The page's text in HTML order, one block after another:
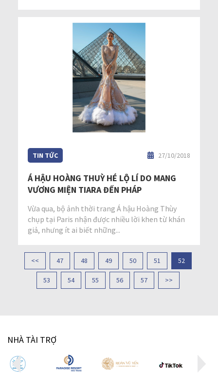
TIN TỨC 27/10/2018
Á HẬU HOÀNG THUỲ HÉ LỘ LÍ DO MANG
VƯƠNG MIỆN TIARA ĐẾN PHÁP
Vừa qua, bộ ảnh thời trang Á hậu Hoàng Thùy
chụp tại Paris nhận được nhiều lời khen từ khán
giả, nhưng ít ai biết những...
<< 47 48 49 50 51 52
53 54 55 56 57 >>
NHÀ TÀI TRỢ